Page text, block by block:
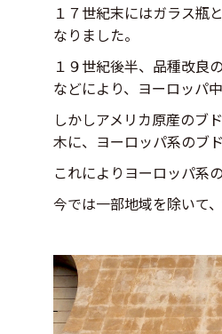
１７世紀末にはガラス瓶
なりました。
１９世紀後半、品種改良
などにより、ヨーロッパ
しかしアメリカ原産のブ
木に、ヨーロッパ系のブ
これによりヨーロッパ系
今では一部地域を除いて